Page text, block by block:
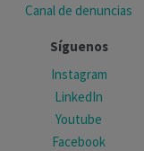
Canal de denuncias
Síguenos
Instagram
LinkedIn
Youtube
Facebook